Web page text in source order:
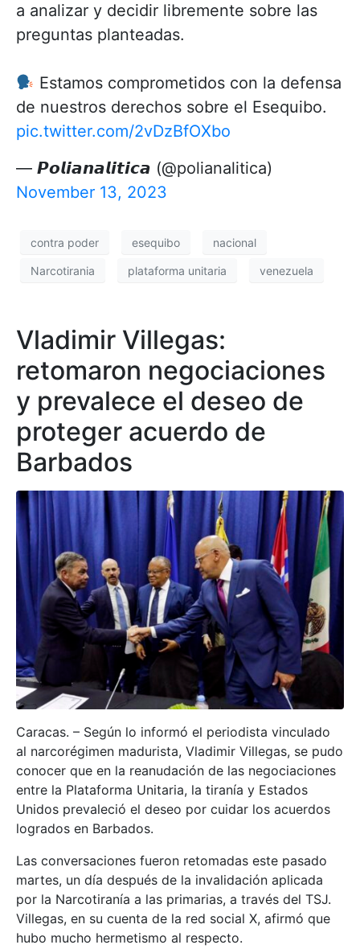
a analizar y decidir libremente sobre las
preguntas planteadas.
Estamos comprometidos con la defensa
de nuestros derechos sobre el Esequibo.
pic.twitter.com/2vDzBfOXbo
— 𝙋𝙤𝙡𝙞𝙖𝙣𝙖𝙡𝙞𝙩𝙞𝙘𝙖 (@polianalitica)
November 13, 2023
contra poder esequibo nacional
Narcotirania plataforma unitaria venezuela
Vladimir Villegas:
retomaron negociaciones
y prevalece el deseo de
proteger acuerdo de
Barbados
Caracas. – Según lo informó el periodista vinculado
al narcorégimen madurista, Vladimir Villegas, se pudo
conocer que en la reanudación de las negociaciones
entre la Plataforma Unitaria, la tiranía y Estados
Unidos prevaleció el deseo por cuidar los acuerdos
logrados en Barbados.
Las conversaciones fueron retomadas este pasado
martes, un día después de la invalidación aplicada
por la Narcotiranía a las primarias, a través del TSJ.
Villegas, en su cuenta de la red social X, afirmó que
hubo mucho hermetismo al respecto.